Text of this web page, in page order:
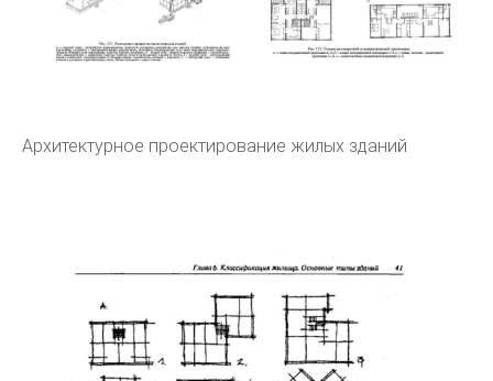
Архитектурное проектирование жилых зданий